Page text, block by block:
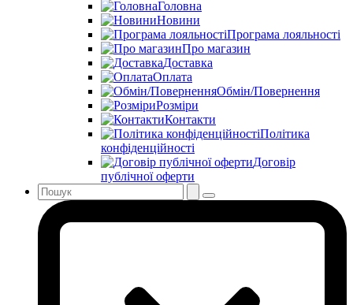
Головна
Новини
Програма лояльності
Про магазин
Доставка
Оплата
Обмін/Повернення
Розміри
Контакти
Політика
конфіденційності
Договір
публічної оферти